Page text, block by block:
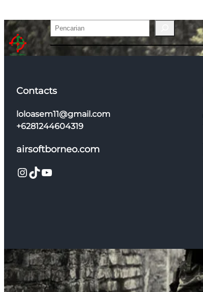
Pencarian
Contacts
loloasem11@gmail.com
+6281244604319
airsoftborneo.com
InstagramTikTok YouTube